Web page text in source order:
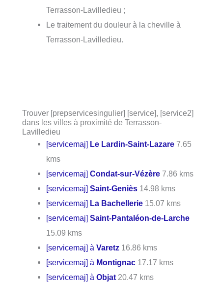
Terrasson-Lavilledieu ;
Le traitement du douleur à la cheville à
Terrasson-Lavilledieu.
Trouver [prepservicesingulier] [service], [service2]
dans les villes à proximité de Terrasson-
Lavilledieu
[servicemaj] Le Lardin-Saint-Lazare 7.65
kms
[servicemaj]Condat-sur-Vézère 7.86 kms
[servicemaj]Saint-Geniès 14.98 kms
[servicemaj] La Bachellerie 15.07 kms
[servicemaj]Saint-Pantaléon-de-Larche
15.09 kms
[servicemaj] àVaretz 16.86 kms
[servicemaj] à Montignac 17.17 kms
[servicemaj] àObjat 20.47 kms